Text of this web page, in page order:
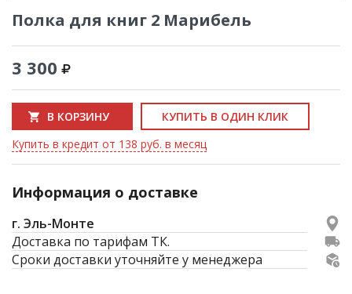
Полка для книг 2 Марибель
3 300
В КОРЗИНУ
КУПИТЬ В ОДИН КЛИК
Купить в кредит от 138 руб. в месяц
Информация о доставке
г. Эль-Монте
Доставка по тарифам ТК.
Сроки доставки уточняйте у менеджера